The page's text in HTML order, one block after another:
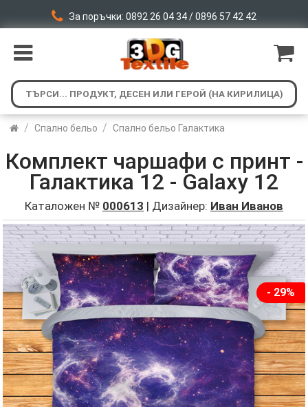
За поръчки: 0892 26 04 34 / 0896 57 42 42
/ Спално бельо / Спално бельо Галактика
Комплект чаршафи с принт -
Галактика 12 - Galaxy 12
Каталожен № 000613 | Дизайнер: Иван Иванов
- 29%